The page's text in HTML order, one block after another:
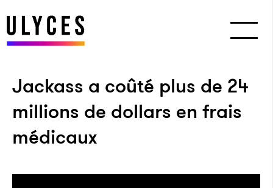
Jackass a coûté plus de 24
millions de dollars en frais
médicaux